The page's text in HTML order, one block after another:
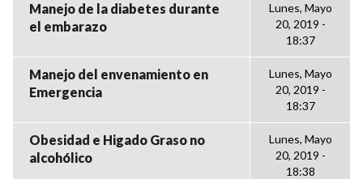
Manejo de la diabetes durante
el embarazo
Lunes, Mayo
20, 2019 -
18:37
Manejo del envenamiento en
Emergencia
Lunes, Mayo
20, 2019 -
18:37
Obesidad e Higado Graso no
alcohólico
Lunes, Mayo
20, 2019 -
18:38